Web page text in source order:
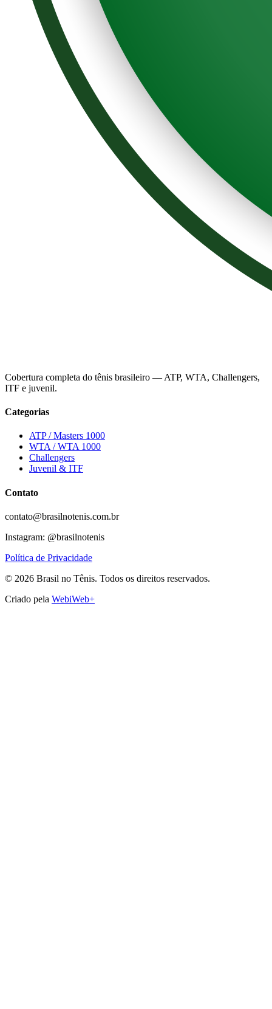
Cobertura completa do tênis brasileiro — ATP, WTA, Challengers,
ITF e juvenil.
Categorias
ATP / Masters 1000
WTA / WTA 1000
Challengers
Juvenil & ITF
Contato
contato@brasilnotenis.com.br
Instagram: @brasilnotenis
Política de Privacidade
© 2026 Brasil no Tênis. Todos os direitos reservados.
Criado pela WebiWeb+